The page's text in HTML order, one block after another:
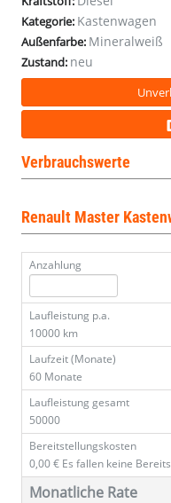
dCi
150
E
Kategorie: Kastenwagen
Außenfarbe: Mineralweiß
Zustand: neu
Verbrauchswerte
Renault Master
Anzahlung
Laufleistung p.a.
10000 km
Laufzeit (Monate)
60 Monate
Laufleistung gesamt
50000
Bereitstellungskosten
0,00 € Es fallen keine
Monatliche Rate